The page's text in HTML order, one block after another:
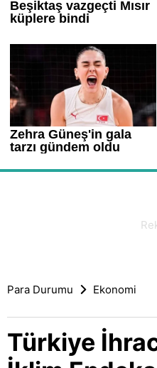
Para Durumu Ekonomi
Türkiye